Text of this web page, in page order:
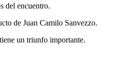
del encuentro.
de Juan Camilo Sanvezzo.
un triunfo importante.